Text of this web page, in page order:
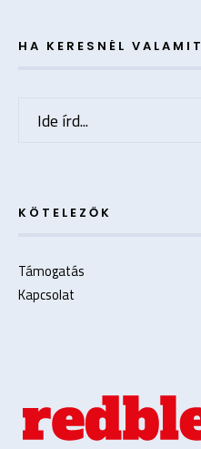
HA KERESNÉL VALAMIT
KÖTELEZŐK
Támogatás
Kapcsolat